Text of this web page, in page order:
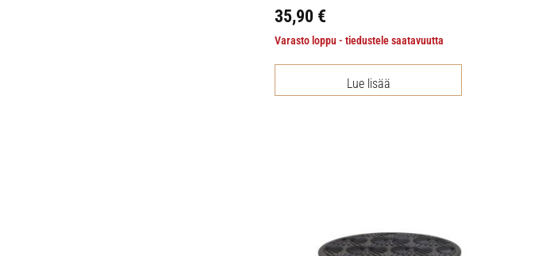
35,90 €
Varasto loppu - tiedustele saatavuutta
Lue lisää